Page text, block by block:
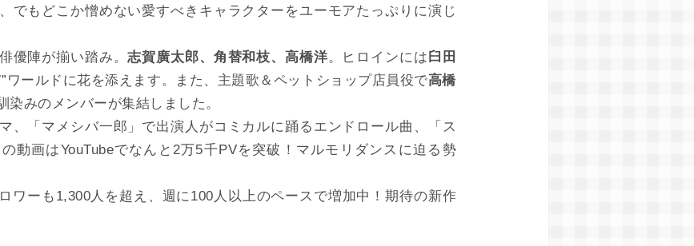
でもどこか憎めない愛すべきキャラクターをユーモアたっぷりに演じ
優陣が揃い踏み。志賀廣太郎、角替和枝、高橋洋。ヒロインには 臼田
ワールドに花を添えます。また、主題歌＆ペットショップ店員役で高橋
染みのメンバーが集結しました。
、「マメシバ一郎」で出演人がコミカルに踊るエンドロール曲、「ス
動画はYouTubeでなんと2万5千PVを突破！マルモリダンスに迫る勢
ワーも1,300人を超え、週に100人以上のペースで増加中！期待の新作